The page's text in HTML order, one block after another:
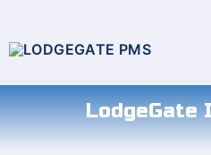
LodgeGate